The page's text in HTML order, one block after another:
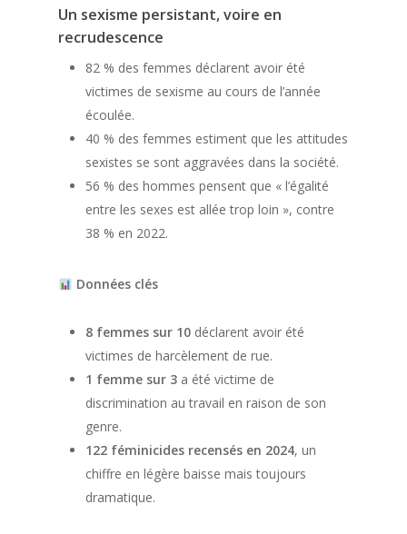
Un sexisme persistant, voire en
recrudescence
82 % des femmes déclarent avoir été
victimes de sexisme au cours de l’année
écoulée.
40 % des femmes estiment que les attitudes
sexistes se sont aggravées dans la société.
56 % des hommes pensent que « l’égalité
entre les sexes est allée trop loin », contre
38 % en 2022.
Données clés
8 femmes sur 10 déclarent avoir été
victimes de harcèlement de rue.
1 femme sur 3 a été victime de
discrimination au travail en raison de son
genre.
122 féminicides recensés en 2024, un
chiffre en légère baisse mais toujours
dramatique.